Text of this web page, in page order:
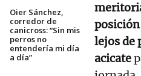
Oier Sánchez,
corredor de
canicross: “Sin mis
perros no
entendería mi día
a día”
lejos de
acicate